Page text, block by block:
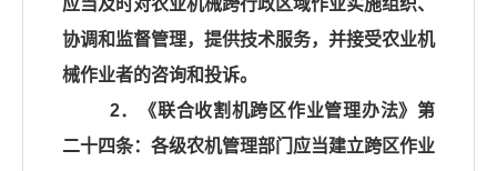
应当及时对农业机械跨行政区域作业实施组织、
协调和监督管理，提供技术服务，并接受农业机
械作业者的咨询和投诉。
2．《联合收割机跨区作业管理办法》第
二十四条：各级农机管理部门应当建立跨区作业